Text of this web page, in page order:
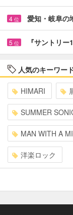
4 位 愛知・岐阜の
5 位 『サントリ
人気のキーワー
HIMARI
SUMMER
MAN WITH A
洋楽ロック